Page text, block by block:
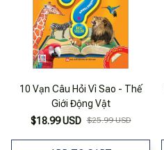
10 Vạn Câu Hỏi Vì Sao - Thế
Giới Động Vật
$18.99 USD $25.99 USD